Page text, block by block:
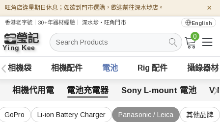
旺角店逢星期日休息；如欲到門市選購，歡迎前往深水埗店。 ×
香港老字號｜30+年器材經驗｜深水埗・旺角門市 English
搜
索
0
相機袋 相機配件 電池 Rig 配件 攝錄器材
相機代用電 電池充電器 Sony L-mount 電池 V
GoPro Li-ion Battery Charger Panasonic / Leica 其他品牌